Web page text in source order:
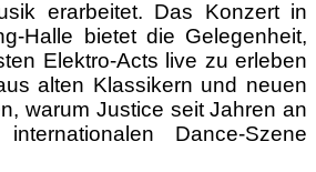
erarbeitet. Das Konzert in
Halle bietet die Gelegenheit,
Elektro-Acts live zu erleben
alten Klassikern und neuen
warum Justice seit Jahren an
Dance-Szene